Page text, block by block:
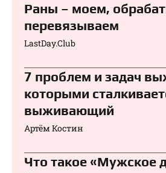
Раны – моем,
перевязываем⁠⁠
LastDay.Club
7 проблем и задач
которыми
выживающий
Артём Костин
Что такое «Мужское